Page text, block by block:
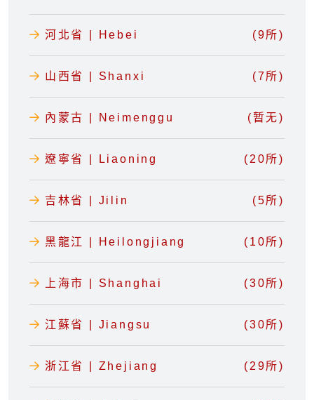
河北省 | Hebei (9所)
山西省 | Shanxi (7所)
內蒙古 | Neimenggu (暂无)
遼寧省 | Liaoning (20所)
吉林省 | Jilin (5所)
黑龍江 | Heilongjiang (10所)
上海市 | Shanghai (30所)
江蘇省 | Jiangsu (30所)
浙江省 | Zhejiang (29所)